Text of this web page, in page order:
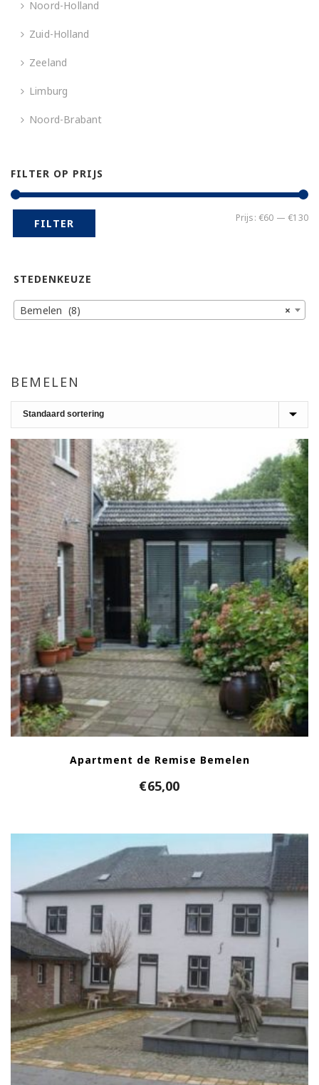
BEMELEN
Apartment de Remise Bemelen
€65,00
Noord-Holland
Zuid-Holland
Zeeland
Limburg
Noord-Brabant
FILTER OP PRIJS
FILTER Prijs: €60 —€130
STEDENKEUZE
×
Bemelen (8)